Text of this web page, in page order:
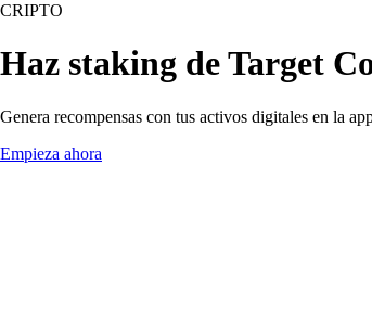
CRIPTO
Haz staking de Target
Genera recompensas con tus activos digitales en la
Empieza ahora